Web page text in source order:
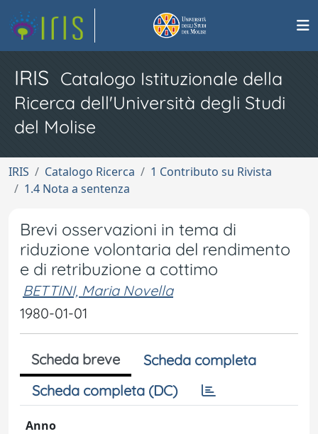
IRIS Catalogo Istituzionale della
Ricerca dell'Università degli Studi
del Molise
IRIS Catalogo Ricerca
1 Contributo su Rivista
1.4 Nota a sentenza
Brevi osservazioni in tema di
riduzione volontaria del rendimento
e di retribuzione a cottimo
BETTINI, Maria Novella
1980-01-01
Scheda breve
Scheda completa
Scheda completa (DC)
Anno